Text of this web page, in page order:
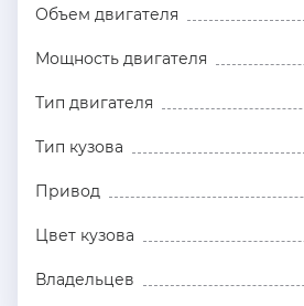
Объем двигателя
Мощность двигателя
Тип двигателя
Тип кузова
Привод
Цвет кузова
Владельцев